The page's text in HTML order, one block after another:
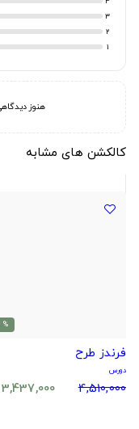
3
2
1
هنوز
کالکشن های مشابه
% 24
فرندز طرح
دورس
4,510,000
3,437,000